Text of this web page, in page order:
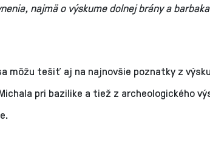
najmä o výskume dolnej brány a
môžu tešiť aj na najnovšie poznatky z
pri bazilike a tiež z archeologického